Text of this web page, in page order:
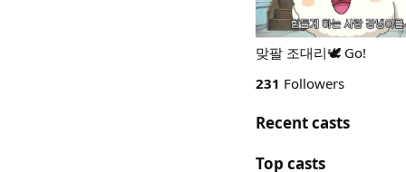
맞팔 조대리🕊 Go!
231 Followers
Recent casts
Top casts